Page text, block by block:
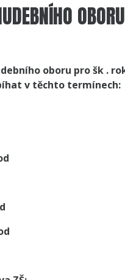
OBORU
oboru pro šk .
v těchto termínech: